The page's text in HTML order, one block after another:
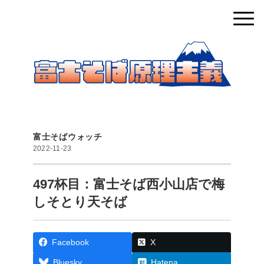
富士そばウォッチ
2022-11-23
497杯目：富士そば西小山店で梅
しそとり天そば
Facebook X